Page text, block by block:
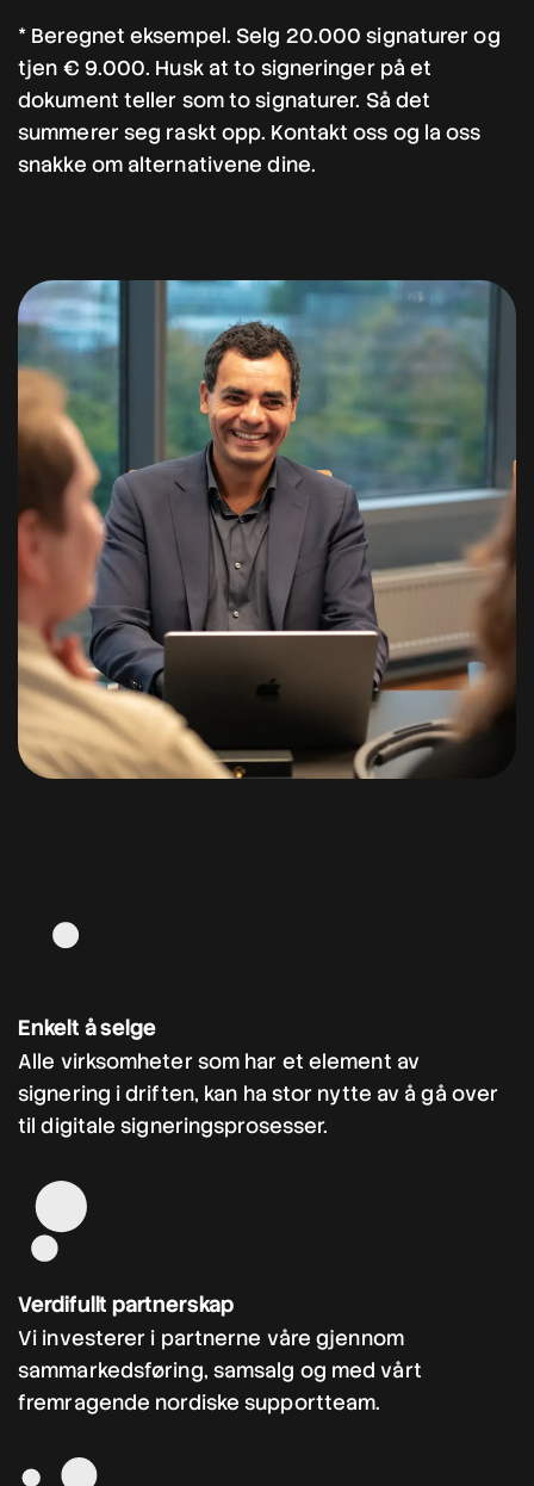
* Beregnet eksempel. Selg 20.000 signaturer og
tjen € 9.000. Husk at to signeringer på et
dokument teller som to signaturer. Så det
summerer seg raskt opp. Kontakt oss og la oss
snakke om alternativene dine.
Enkelt å selge
Alle virksomheter som har et element av
signering i driften, kan ha stor nytte av å gå over
til digitale signeringsprosesser.
Verdifullt partnerskap
Vi investerer i partnerne våre gjennom
sammarkedsføring, samsalg og med vårt
fremragende nordiske supportteam.